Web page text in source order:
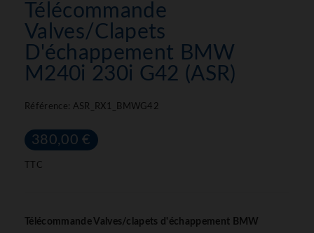
Télécommande
Valves/clapets
D'échappement BMW
M240i 230i G42 (ASR)
Référence: ASR_RX1_BMWG42
380,00 €
TTC
Télécommande Valves/clapets d'échappement BMW